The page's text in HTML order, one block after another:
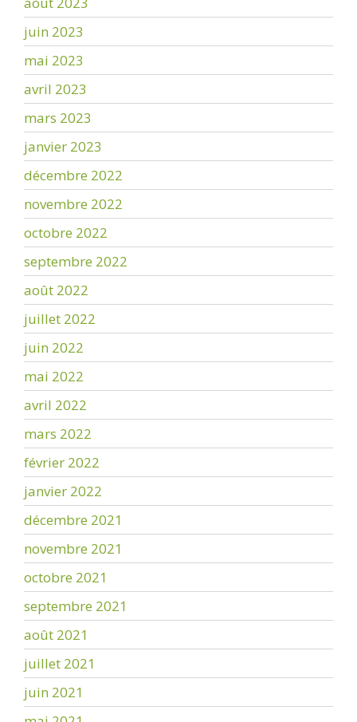
juin 2023
mai 2023
avril 2023
mars 2023
janvier 2023
décembre 2022
novembre 2022
octobre 2022
septembre 2022
août 2022
juillet 2022
juin 2022
mai 2022
avril 2022
mars 2022
février 2022
janvier 2022
décembre 2021
novembre 2021
octobre 2021
septembre 2021
août 2021
juillet 2021
juin 2021